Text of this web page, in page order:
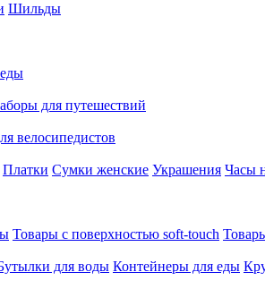
Шильды
для путешествий
велосипедистов
Платки Сумки женские Украшения Часы
Товары с поверхностью soft-touch
для воды Контейнеры для еды